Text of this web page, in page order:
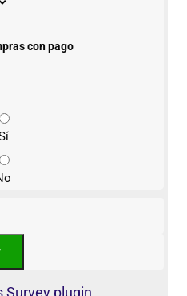
con pago
Survey plugin